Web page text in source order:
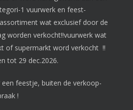
1 vuurwerk en feest-
wat exclusief door de
worden verkocht!!vuurwerk wat
of supermarkt word verkocht !!
tot 29 dec.2026.
feestje, buiten de verkoop-
!